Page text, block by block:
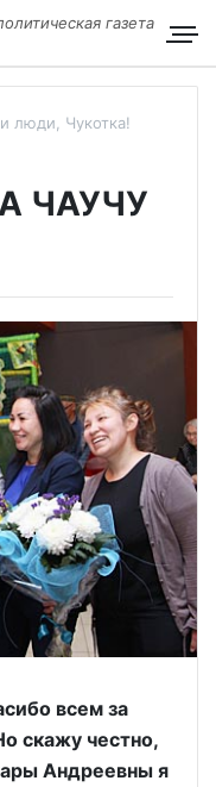
газета
люди, Чукотка!
ЧАУЧУ
всем за
скажу честно,
Андреевны я